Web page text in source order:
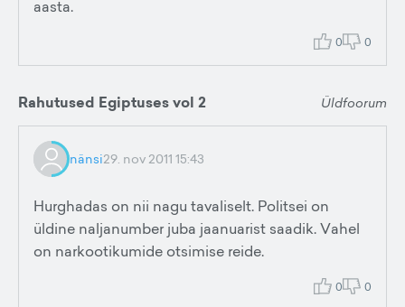
aasta.
0 0
Rahutused Egiptuses vol 2 Üldfoorum
nänsi29. nov 2011 15:43
Hurghadas on nii nagu tavaliselt. Politsei on
üldine naljanumber juba jaanuarist saadik. Vahel
on narkootikumide otsimise reide.
0 0